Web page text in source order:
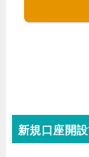
新規口座開